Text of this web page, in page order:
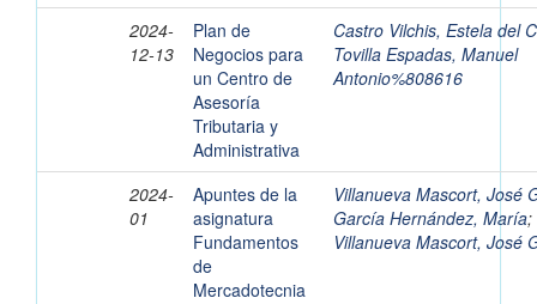
2024-
12-13
Plan de
Negocios para
un Centro de
Asesoría
Tributaria y
Administrativa
Castro Vilchis, Estela del
Tovilla Espadas, Manuel
Antonio%808616
2024-
01
Apuntes de la
asignatura
Fundamentos
de
Mercadotecnia
Villanueva Mascort, José
García Hernández, María;
Villanueva Mascort, José